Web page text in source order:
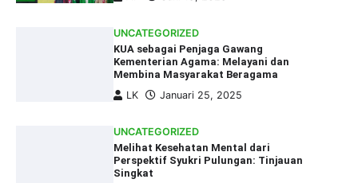
UNCATEGORIZED
KUA sebagai Penjaga Gawang
Kementerian Agama: Melayani dan
Membina Masyarakat Beragama
LK
Januari 25, 2025
UNCATEGORIZED
Melihat Kesehatan Mental dari
Perspektif Syukri Pulungan: Tinjauan
Singkat